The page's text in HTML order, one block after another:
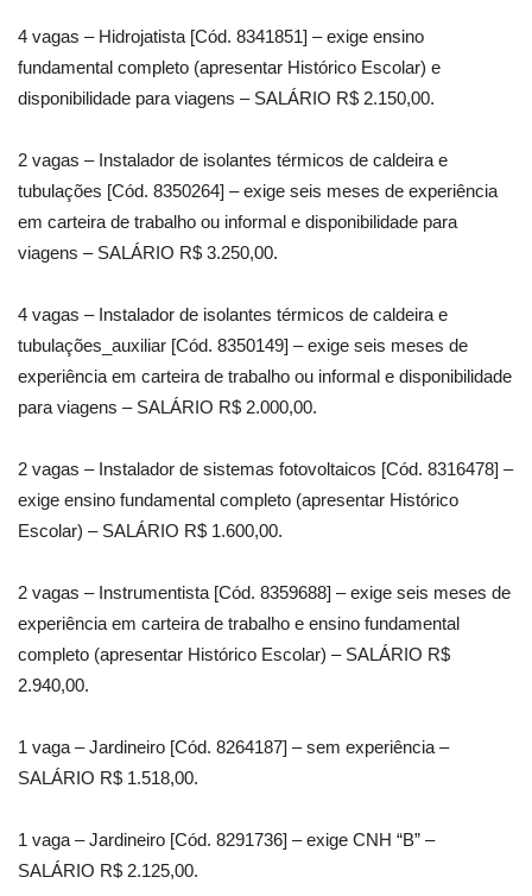
4 vagas – Hidrojatista [Cód. 8341851] – exige ensino
fundamental completo (apresentar Histórico Escolar) e
disponibilidade para viagens – SALÁRIO R$ 2.150,00.
2 vagas – Instalador de isolantes térmicos de caldeira e
tubulações [Cód. 8350264] – exige seis meses de experiência
em carteira de trabalho ou informal e disponibilidade para
viagens – SALÁRIO R$ 3.250,00.
4 vagas – Instalador de isolantes térmicos de caldeira e
tubulações_auxiliar [Cód. 8350149] – exige seis meses de
experiência em carteira de trabalho ou informal e disponibilidade
para viagens – SALÁRIO R$ 2.000,00.
2 vagas – Instalador de sistemas fotovoltaicos [Cód. 8316478] –
exige ensino fundamental completo (apresentar Histórico
Escolar) – SALÁRIO R$ 1.600,00.
2 vagas – Instrumentista [Cód. 8359688] – exige seis meses de
experiência em carteira de trabalho e ensino fundamental
completo (apresentar Histórico Escolar) – SALÁRIO R$
2.940,00.
1 vaga – Jardineiro [Cód. 8264187] – sem experiência –
SALÁRIO R$ 1.518,00.
1 vaga – Jardineiro [Cód. 8291736] – exige CNH “B” –
SALÁRIO R$ 2.125,00.